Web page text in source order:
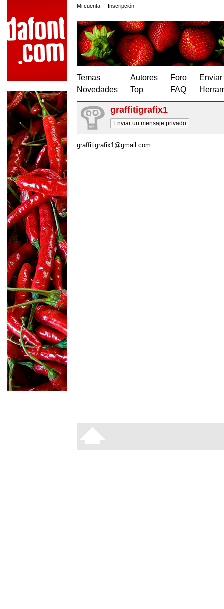
Mi cuenta | Inscripción
Temas
Novedades
Autores
Top
Foro
FAQ
graffitigrafix1
Enviar un mensaje privado
graffitigrafix1@gmail.com